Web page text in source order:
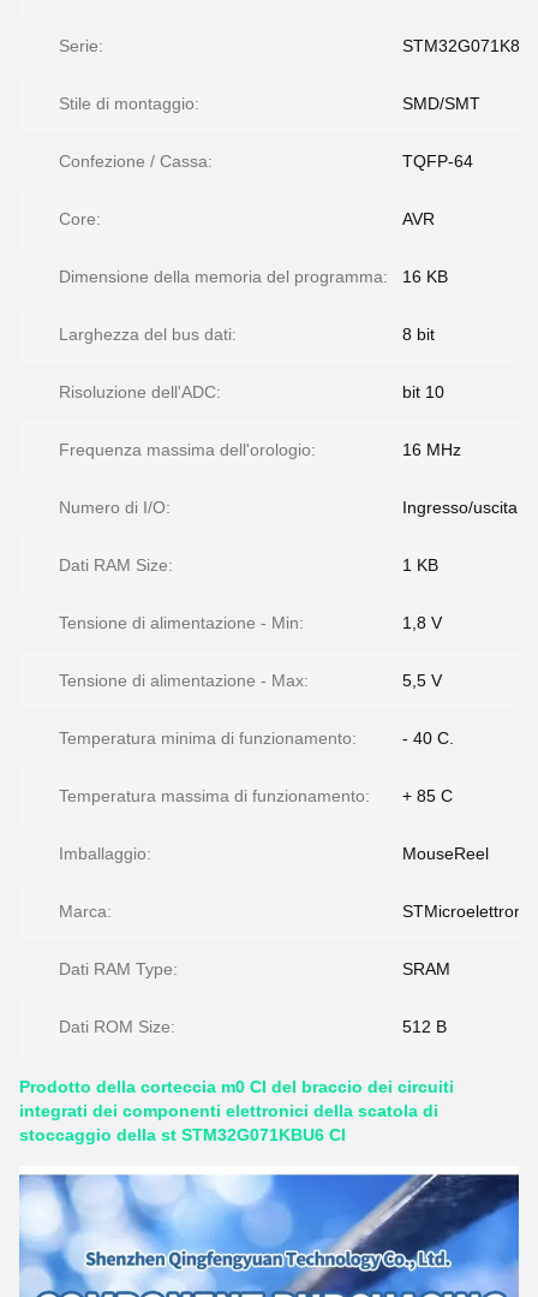
Serie:
Stile di montaggio: SMD/SMT
Confezione / Cassa: TQFP-64
Core: AVR
Dimensione della memoria del programma: 16 KB
Larghezza del bus dati: 8 bit
Risoluzione dell'ADC: bit 10
Frequenza massima dell'orologio: 16 MHz
Numero di I/O: Ingresso/uscita
Dati RAM Size: 1 KB
Tensione di alimentazione - Min: 1,8 V
Tensione di alimentazione - Max: 5,5 V
Temperatura minima di funzionamento: - 40 C.
Temperatura massima di funzionamento: + 85 C
Imballaggio: MouseReel
Marca:
Dati RAM Type: SRAM
Dati ROM Size: 512 B
Prodotto della corteccia m0 CI del braccio dei circuiti
integrati dei componenti elettronici della scatola di
stoccaggio della st STM32G071KBU6 CI